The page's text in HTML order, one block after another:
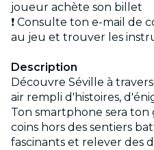
joueur achète son billet
❗ Consulte ton e-mail
au jeu et trouver les
Description
Découvre Séville à
air rempli d'histoires,
Ton smartphone sera
coins hors des sentiers
fascinants et relever des